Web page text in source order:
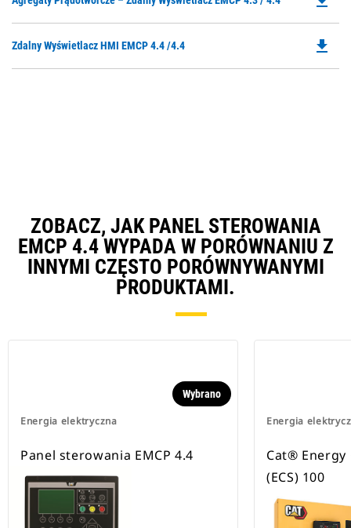
a
Zdalny Wyświetlacz HMI EMCP 4.4 /4.4 file_download
ZOBACZ, JAK PANEL STEROWANIA
EMCP 4.4 WYPADA W PORÓWNANIU Z
INNYMI CZĘSTO PORÓWNYWANYMI
PRODUKTAMI.
Energia elektryczna
Wybrano
Panel sterowania EMCP 4.4
Energia
Cat®
(ECS) 100